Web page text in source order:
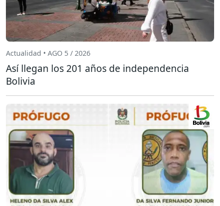
Actualidad • AGO 5 / 2026
Así llegan los 201 años de independencia
Bolivia